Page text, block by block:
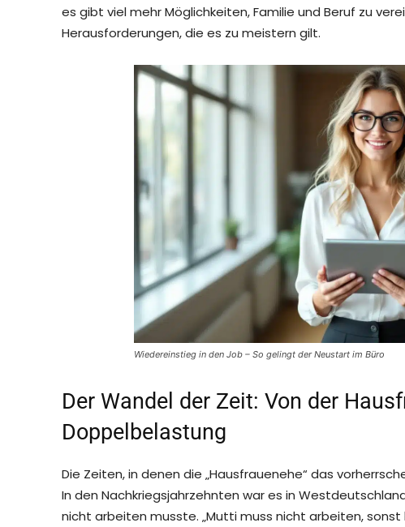
es gibt viel mehr Möglichkeiten, Familie und Beruf zu
Herausforderungen, die es zu meistern gilt.
Wiedereinstieg in den Job – So gelingt der Neustart im Büro
Der Wandel der Zeit: Von der
Doppelbelastung
Die Zeiten, in denen die „Hausfrauenehe“ das
In den Nachkriegsjahrzehnten war es in
nicht arbeiten musste. „Mutti muss nicht arbeiten,